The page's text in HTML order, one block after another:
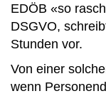
EDÖB «so
DSGVO,
Stunden vor.
Von einer
wenn